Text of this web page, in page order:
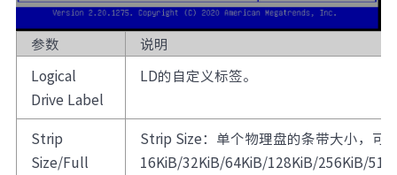
参数
说明
Logical
Drive Label
LD的自定义标签。
Strip
Size/Full
Strip Size：单个物理盘的条带大小，可
16KiB/32KiB/64KiB/128KiB/256KiB/